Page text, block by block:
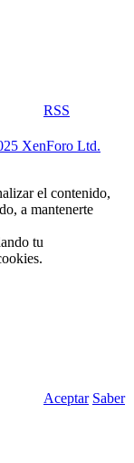
RSS
XenForo Ltd.
el contenido,
a mantenerte
tu
Aceptar Saber